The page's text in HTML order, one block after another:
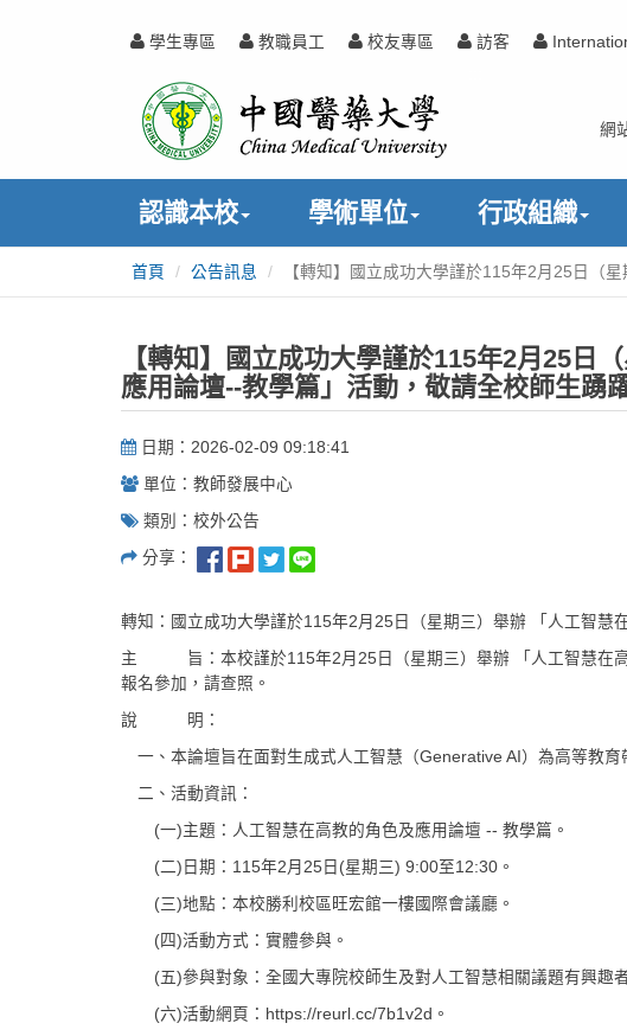
學生專區 教職員工 校友專區 訪客
中
國
醫
藥
大
學
網
認識本校 學術單位 行政組織
首頁 公告訊息 【轉知】國立成功大學謹於115年2月25日（
【轉知】國立成功大學謹於115年2月25日
應用論壇--教學篇」活動，敬請全校師生踴
日期：2026-02-09 09:18:41
單位：教師發展中心
類別：校外公告
分享：
轉知：國立成功大學謹於115年2月25日（星期三）舉辦 「人工智慧
主 旨：本校謹於115年2月25日（星期三）舉辦 「人工智慧在高
報名參加，請查照。
說 明：
一、本論壇旨在面對生成式人工智慧（Generative AI）為高等教
二、活動資訊：
(一)主題：人工智慧在高教的角色及應用論壇 -- 教學篇。
(二)日期：115年2月25日(星期三) 9:00至12:30。
(三)地點：本校勝利校區旺宏館一樓國際會議廳。
(四)活動方式：實體參與。
(五)參與對象：全國大專院校師生及對人工智慧相關議題有興趣者
(六)活動網頁：https://reurl.cc/7b1v2d。